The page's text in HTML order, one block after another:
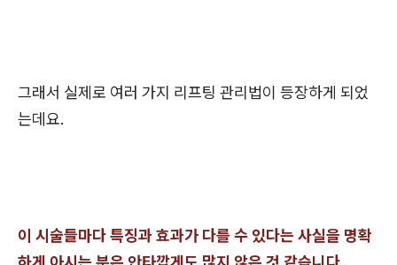
그래서 실제로 여러 가지 리프팅 관리법이 등장하게 되었
는데요.
이 시술들마다 특징과 효과가 다를 수 있다는 사실을 명확